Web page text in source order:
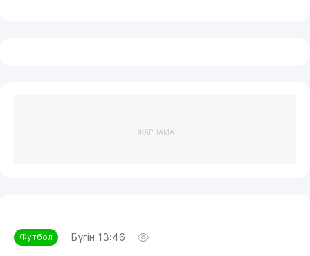
ЖАРНАМА
Футбол Бүгін 13:46